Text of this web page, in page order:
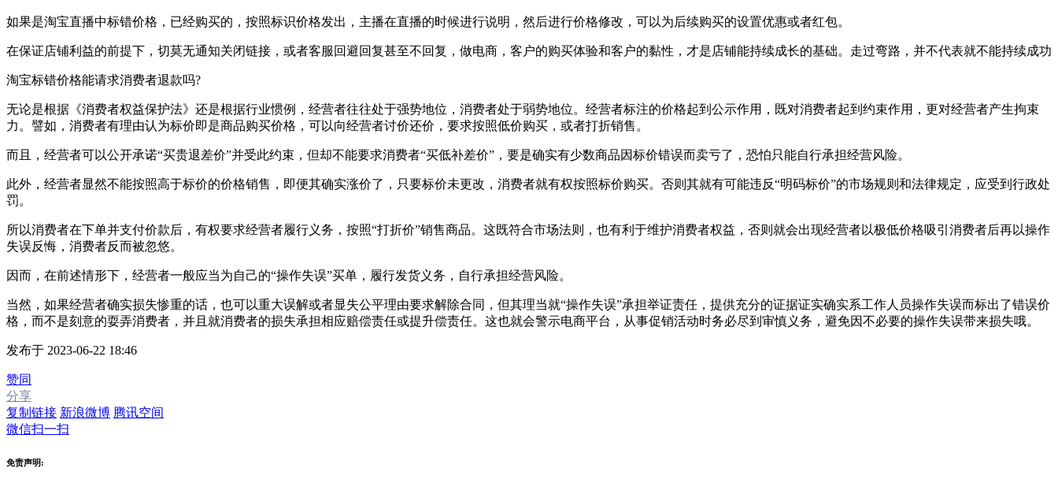
如果是淘宝直播中标错价格，已经购买的，按照标识价格发出，主播在直播的时候进行说明，然后进行价格修改，可以为后续购买的设置优惠或者红包。
在保证店铺利益的前提下，切莫无通知关闭链接，或者客服回避回复甚至不回复，做电商，客户的购买体验和客户的黏性，才是店铺能持续成长的基础。走过弯路，并不代表就不能持续成功
淘宝标错价格能请求消费者退款吗?
无论是根据《消费者权益保护法》还是根据行业惯例，经营者往往处于强势地位，消费者处于弱势地位。经营者标注的价格起到公示作用，既对消费者起到约束作用，更对经营者产生拘束
力。譬如，消费者有理由认为标价即是商品购买价格，可以向经营者讨价还价，要求按照低价购买，或者打折销售。
而且，经营者可以公开承诺“买贵退差价”并受此约束，但却不能要求消费者“买低补差价”，要是确实有少数商品因标价错误而卖亏了，恐怕只能自行承担经营风险。
此外，经营者显然不能按照高于标价的价格销售，即便其确实涨价了，只要标价未更改，消费者就有权按照标价购买。否则其就有可能违反“明码标价”的市场规则和法律规定，应受到行政处
罚。
所以消费者在下单并支付价款后，有权要求经营者履行义务，按照“打折价”销售商品。这既符合市场法则，也有利于维护消费者权益，否则就会出现经营者以极低价格吸引消费者后再以操作
失误反悔，消费者反而被忽悠。
因而，在前述情形下，经营者一般应当为自己的“操作失误”买单，履行发货义务，自行承担经营风险。
当然，如果经营者确实损失惨重的话，也可以重大误解或者显失公平理由要求解除合同，但其理当就“操作失误”承担举证责任，提供充分的证据证实确实系工作人员操作失误而标出了错误价
格，而不是刻意的耍弄消费者，并且就消费者的损失承担相应赔偿责任或提升偿责任。这也就会警示电商平台，从事促销活动时务必尽到审慎义务，避免因不必要的操作失误带来损失哦。
发布于 2023-06-22 18:46
赞同
分享
复制链接 新浪微博 腾讯空间
微信扫一扫
免责声明: